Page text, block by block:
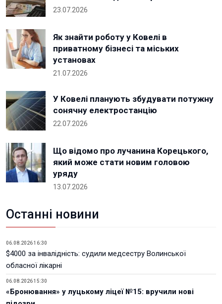
23.07.2026
Як знайти роботу у Ковелі в
приватному бізнесі та міських
установах
21.07.2026
У Ковелі планують збудувати потужну
сонячну електростанцію
22.07.2026
Що відомо про лучанина Корецького,
який може стати новим головою
уряду
13.07.2026
Останні новини
06.08.2026 16:30
$4000 за інвалідність: судили медсестру Волинської
обласної лікарні
06.08.2026 15:30
«Бронювання» у луцькому ліцеї №15: вручили нові